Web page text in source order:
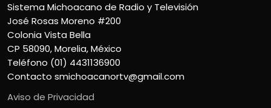
Sistema Michoacano de Radio y Televisión
José Rosas Moreno #200
Colonia Vista Bella
CP 58090, Morelia, México
Teléfono (01) 4431136900
Contacto smichoacanortv@gmail.com
Aviso de Privacidad